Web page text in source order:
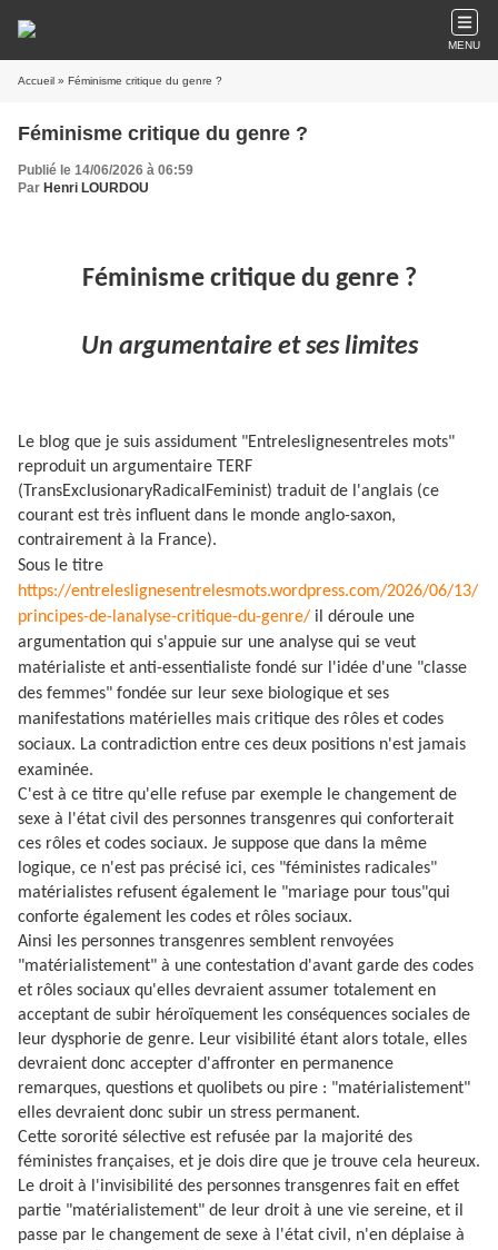
MENU
Accueil » Féminisme critique du genre ?
Féminisme critique du genre ?
Publié le 14/06/2026 à 06:59
Par Henri LOURDOU
Féminisme critique du genre ?
Un argumentaire et ses limites
Le blog que je suis assidument "Entreleslignesentreles mots"
reproduit un argumentaire TERF
(TransExclusionaryRadicalFeminist) traduit de l'anglais (ce
courant est très influent dans le monde anglo-saxon,
contrairement à la France).
Sous le titre
https://entreleslignesentrelesmots.wordpress.com/2026/06/13/
principes-de-lanalyse-critique-du-genre/ il déroule une
argumentation qui s'appuie sur une analyse qui se veut
matérialiste et anti-essentialiste fondé sur l'idée d'une "classe
des femmes" fondée sur leur sexe biologique et ses
manifestations matérielles mais critique des rôles et codes
sociaux. La contradiction entre ces deux positions n'est jamais
examinée.
C'est à ce titre qu'elle refuse par exemple le changement de
sexe à l'état civil des personnes transgenres qui conforterait
ces rôles et codes sociaux. Je suppose que dans la même
logique, ce n'est pas précisé ici, ces "féministes radicales"
matérialistes refusent également le "mariage pour tous"qui
conforte également les codes et rôles sociaux.
Ainsi les personnes transgenres semblent renvoyées
"matérialistement" à une contestation d'avant garde des codes
et rôles sociaux qu'elles devraient assumer totalement en
acceptant de subir héroïquement les conséquences sociales de
leur dysphorie de genre. Leur visibilité étant alors totale, elles
devraient donc accepter d'affronter en permanence
remarques, questions et quolibets ou pire : "matérialistement"
elles devraient donc subir un stress permanent.
Cette sororité sélective est refusée par la majorité des
féministes françaises, et je dois dire que je trouve cela heureux.
Le droit à l'invisibilité des personnes transgenres fait en effet
partie "matérialistement" de leur droit à une vie sereine, et il
passe par le changement de sexe à l'état civil, n'en déplaise à